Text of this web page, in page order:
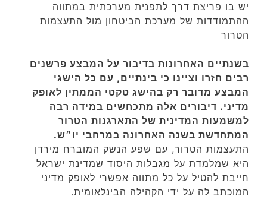
יש בו פריצת דרך לתפנית מערכתית במתווה
ההתמודדות של מערכת הביטחון מול התעצמות
הטרור
בשנתיים האחרונות בדיבור על המבצע פרשנים
רבים חזרו וציינו כי בינתיים, עם כל הישגי
המבצע מדובר רק בהישג טקטי הממתין לאופק
מדיני. דיבורים אלה מתכחשים במידה רבה
למשמעות המדינית של התארגנות הטרור
המתחדשת בשנה האחרונה במרחבי יו״ש.
התעצמות הטרור, עם שפע הנשק המוברח מירדן
היא שמלמדת על מגבלות היסוד שמדינת ישראל
חייבת להטיל על כל מתווה אפשרי לאופק מדיני
המוכתב לה על ידי הקהילה הבינלאומית.